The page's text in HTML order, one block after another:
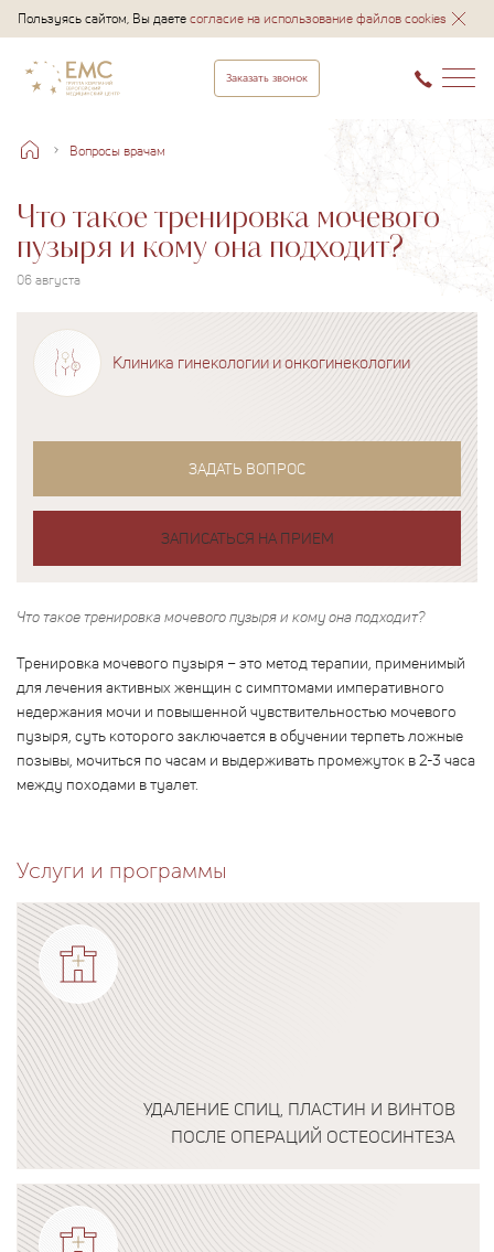
Пользуясь сайтом, Вы даетесогласие на использование файлов cookies
Заказать звонок
Вопросы врачам
Что такое тренировка мочевого
пузыря и кому она подходит?
06 августа
Клиника гинекологии и онкогинекологии
ЗАДАТЬ ВОПРОС
ЗАПИСАТЬСЯ НА ПРИЕМ
Что такое тренировка мочевого пузыря и кому она подходит?
Тренировка мочевого пузыря – это метод терапии, применимый
для лечения активных женщин с симптомами императивного
недержания мочи и повышенной чувствительностью мочевого
пузыря, суть которого заключается в обучении терпеть ложные
позывы, мочиться по часам и выдерживать промежуток в 2-3 часа
между походами в туалет.
Услуги и программы
УДАЛЕНИЕ СПИЦ, ПЛАСТИН И ВИНТОВ
ПОСЛЕ ОПЕРАЦИЙ ОСТЕОСИНТЕЗА
Подробнее о программе